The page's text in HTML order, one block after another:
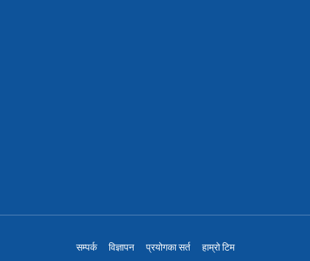
सम्पर्क विज्ञापन प्रयोगका सर्त हाम्रो टिम